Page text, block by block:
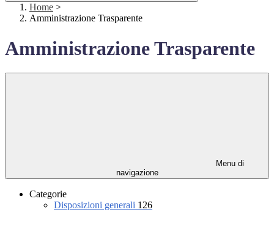
Home >
Amministrazione Trasparente
Amministrazione Trasparente
Menu di
navigazione
Categorie
Disposizioni generali 126